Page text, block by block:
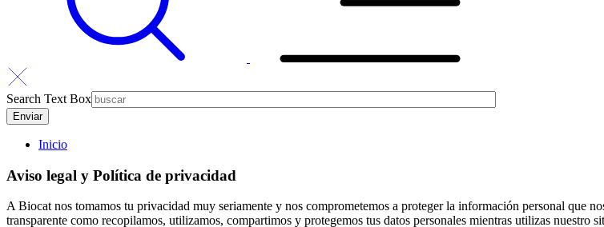
Search Text Box
Inicio
Aviso legal y Política de privacidad
A Biocat nos tomamos tu privacidad muy seriamente y nos comprometemos a proteger la información personal que
transparente como recopilamos, utilizamos, compartimos y protegemos tus datos personales mientras utilizas nuestro